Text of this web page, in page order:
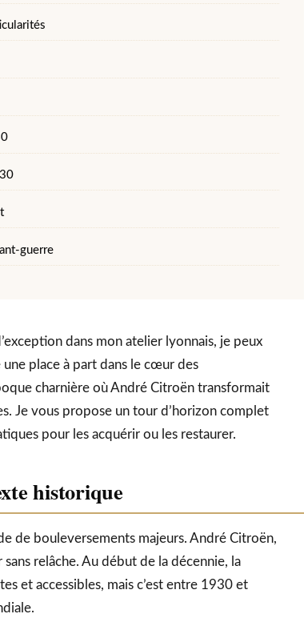
guerre
dans mon atelier lyonnais, je peux
une place à part dans le cœur des
charnière où André Citroën transformait
Je vous propose un tour d’horizon complet
pour les acquérir ou les restaurer.
historique
de bouleversements majeurs. André Citroën,
relâche. Au début de la décennie, la
et accessibles, mais c’est entre 1930 et